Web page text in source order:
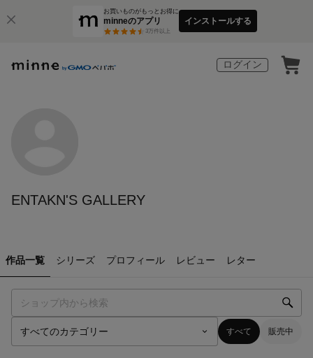
お買いものがもっとお得に
minneのアプリ
3万件以上
インストールする
ログイン
ENTAKN'S GALLERY
作品一覧 シリーズ プロフィール レビュー レター
すべて 販売中